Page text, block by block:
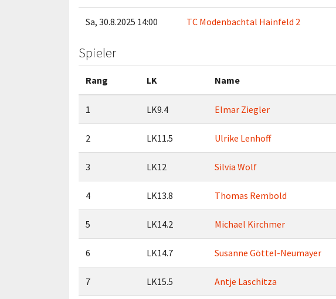
Sa, 30.8.2025 14:00 TC Modenbachtal Hainfeld 2
Spieler
Rang LK Name
1 LK9.4 Elmar Ziegler
2 LK11.5 Ulrike Lenhoff
3 LK12 Silvia Wolf
4 LK13.8 Thomas Rembold
5 LK14.2 Michael Kirchmer
6 LK14.7 Susanne Göttel-Neumayer
7 LK15.5 Antje Laschitza